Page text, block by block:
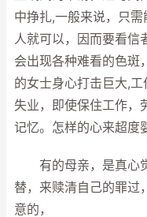
中挣扎,一般来说，只
人就可以，因而要看信
会出现各种难看的色斑
的女士身心打击巨大,
失业，即使保住工作，
记忆。怎样的心来超度
有的母亲，是真心
替，来赎清自己的罪过
意的，